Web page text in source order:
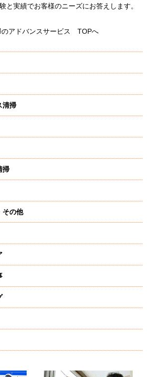
と実績でお客様のニーズにお答えします。
のアドバンスサービス TOPへ
清掃
掃
その他